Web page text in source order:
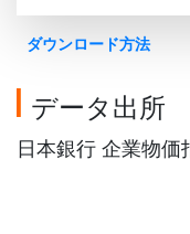
ダウンロード方法
データ出所
日本銀行 企業物